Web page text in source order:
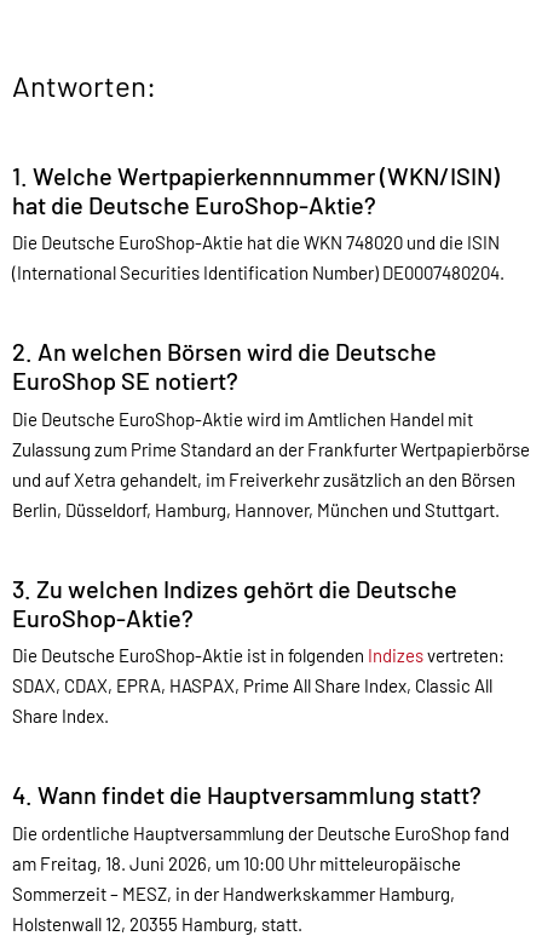
Antworten:
1. Welche Wertpapierkennnummer (WKN/ISIN)
hat die Deutsche EuroShop-Aktie?
Die Deutsche EuroShop-Aktie hat die WKN 748020 und die ISIN
(International Securities Identification Number) DE0007480204.
2. An welchen Börsen wird die Deutsche
EuroShop SE notiert?
Die Deutsche EuroShop-Aktie wird im Amtlichen Handel mit
Zulassung zum Prime Standard an der Frankfurter Wertpapierbörse
und auf Xetra gehandelt, im Freiverkehr zusätzlich an den Börsen
Berlin, Düsseldorf, Hamburg, Hannover, München und Stuttgart.
3. Zu welchen Indizes gehört die Deutsche
EuroShop-Aktie?
Die Deutsche EuroShop-Aktie ist in folgenden Indizesvertreten:
SDAX, CDAX, EPRA, HASPAX, Prime All Share Index, Classic All
Share Index.
4. Wann findet die Hauptversammlung statt?
Die ordentliche Hauptversammlung der Deutsche EuroShop fand
am Freitag, 18. Juni 2026, um 10:00 Uhr mitteleuropäische
Sommerzeit – MESZ, in der Handwerkskammer Hamburg,
Holstenwall 12, 20355 Hamburg, statt.